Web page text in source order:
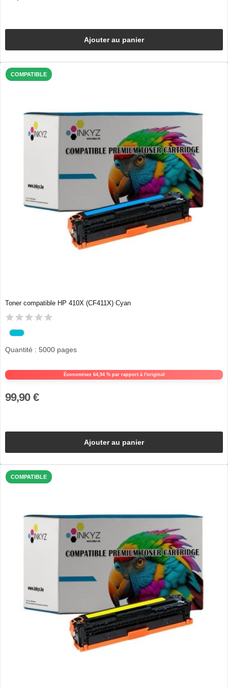
Ajouter au panier
COMPATIBLE
Toner compatible HP 410X (CF411X) Cyan
Économisez 64,94 % par rapport à l'original
Quantité : 5000 pages
99,90 €
Ajouter au panier
COMPATIBLE